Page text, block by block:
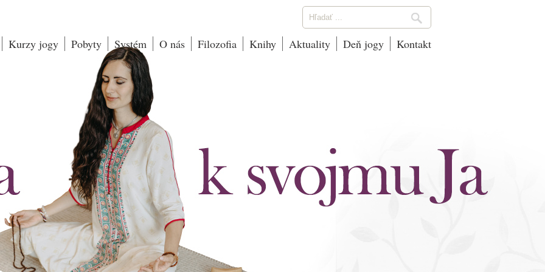
Kurzy jogy Pobyty Systém O nás Filozofia Knihy Aktuality Deň jogy Kontakt